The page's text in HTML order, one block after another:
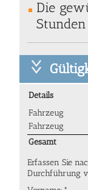
Die
Details
Fahrzeug
Fahrzeug
Gesamt
Erfassen Sie
Durchführung